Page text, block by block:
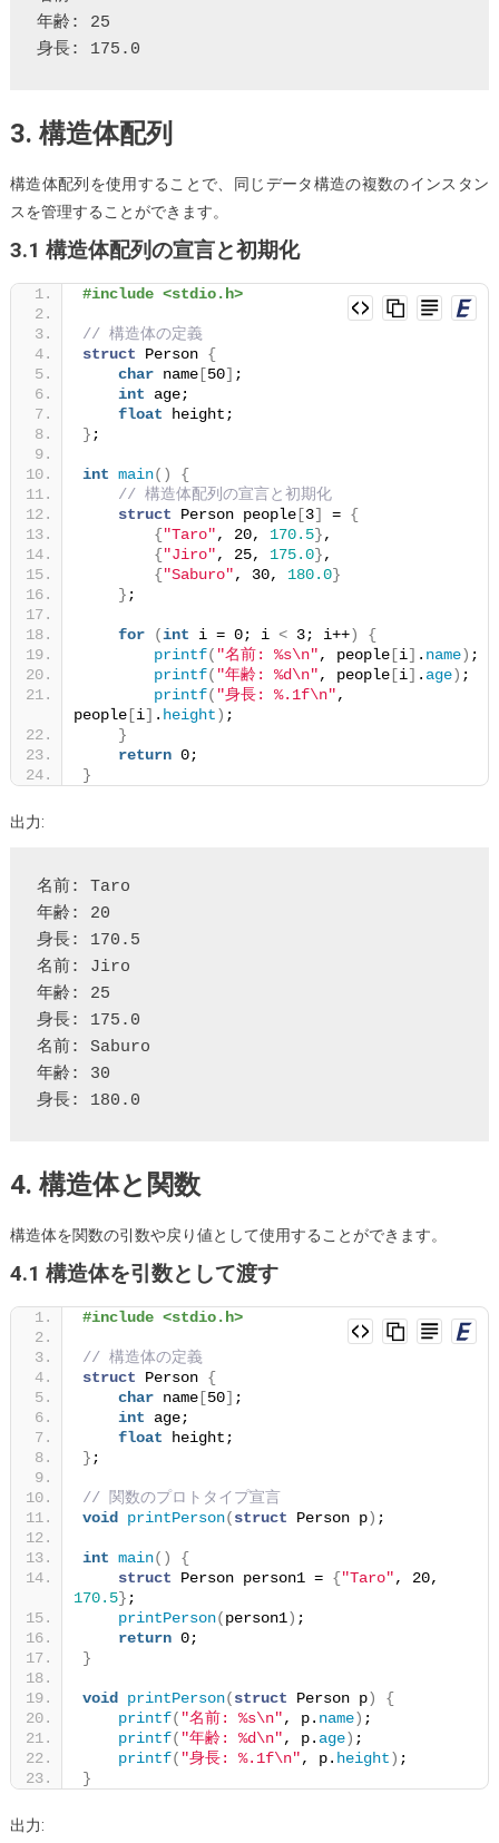
年齢: 25
3. 構造体配列
構造体配列を使用することで、同じデータ構造の複数のインスタン
スを管理することができます。
3.1 構造体配列の宣言と初期化
#include <stdio.h>
// 構造体の定義
struct Person {
char name[50] ;
int age;
float height;
} ;
int main()
{
// 構造体配列の宣言と初期化
struct Person people[3] = {
{"Taro", 20, 170.5},
{"Jiro", 25, 175.0},
{"Saburo", 30, 180.0}
} ;
for (int i = 0; i < 3; i++)
{
printf( "名前: %s\n", people[i] . name) ;
printf( "年齢: %d\n", people[i] . age) ;
printf( "身長: %.1f\n",
people[i] . height) ;
}
return 0;
}
出力:
名前: Taro
年齢: 20
身長: 170.5
名前: Jiro
年齢: 25
身長: 175.0
名前: Saburo
年齢: 30
4. 構造体と関数
構造体を関数の引数や戻り値として使用することができます。
4.1 構造体を引数として渡す
#include <stdio.h>
// 構造体の定義
struct Person {
char name[50] ;
int age;
float height;
} ;
// 関数のプロトタイプ宣言
void
printPerson(struct Person p) ;
int main()
{
struct Person person1 = {"Taro"
170.5} ;
printPerson(person1) ;
return 0;
}
void printPerson(struct Person p)
{
printf( "名前: %s\n", p. name) ;
printf( "年齢: %d\n", p. age) ;
printf( "身長: %.1f\n", p. height) ;
}
出力: